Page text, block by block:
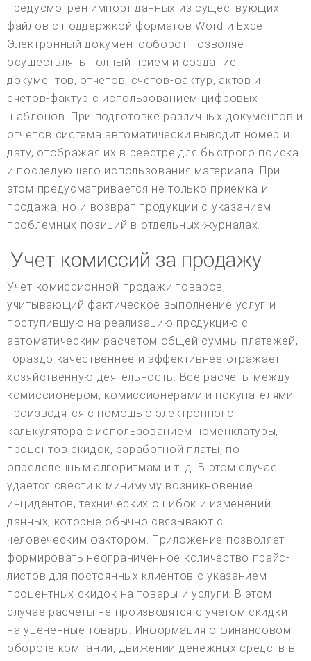
предусмотрен импорт данных из существующих
файлов с поддержкой форматов Word и Excel.
Электронный документооборот позволяет
осуществлять полный прием и создание
документов, отчетов, счетов-фактур, актов и
счетов-фактур с использованием цифровых
шаблонов. При подготовке различных документов и
отчетов система автоматически выводит номер и
дату, отображая их в реестре для быстрого поиска
и последующего использования материала. При
этом предусматривается не только приемка и
продажа, но и возврат продукции с указанием
проблемных позиций в отдельных журналах.
Учет комиссий за продажу
Учет комиссионной продажи товаров,
учитывающий фактическое выполнение услуг и
поступившую на реализацию продукцию с
автоматическим расчетом общей суммы платежей,
гораздо качественнее и эффективнее отражает
хозяйственную деятельность. Все расчеты между
комиссионером, комиссионерами и покупателями
производятся с помощью электронного
калькулятора с использованием номенклатуры,
процентов скидок, заработной платы, по
определенным алгоритмам и т. д. В этом случае
удается свести к минимуму возникновение
инцидентов, технических ошибок и изменений
данных, которые обычно связывают с
человеческим фактором. Приложение позволяет
формировать неограниченное количество прайс-
листов для постоянных клиентов с указанием
процентных скидок на товары и услуги. В этом
случае расчеты не производятся с учетом скидки
на уцененные товары. Информация о финансовом
обороте компании, движении денежных средств в